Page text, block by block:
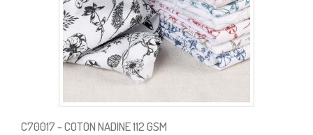
C70017- COTON NADINE 112 GSM